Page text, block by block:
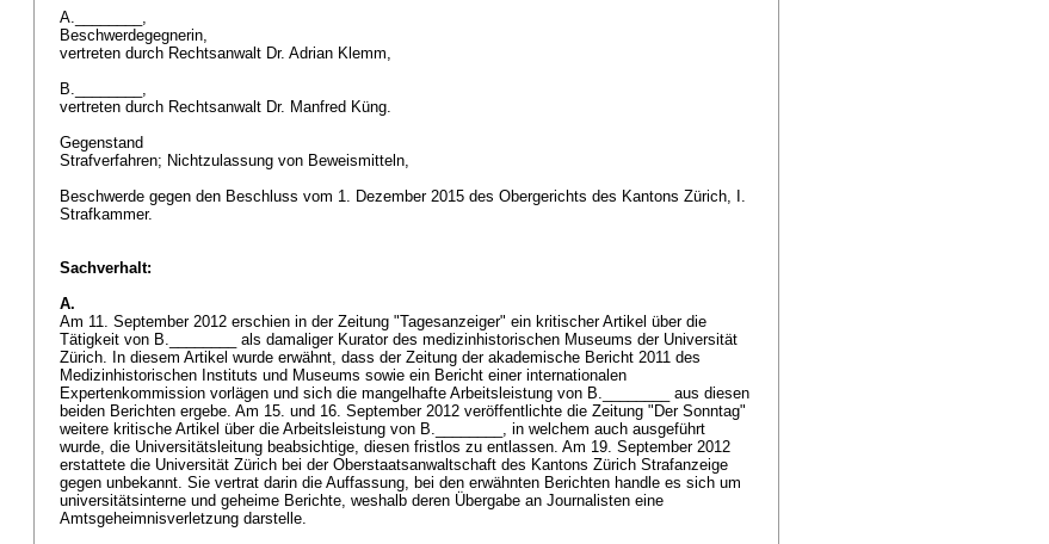
A.________,
Beschwerdegegnerin,
vertreten durch Rechtsanwalt Dr. Adrian Klemm,
B.________,
vertreten durch Rechtsanwalt Dr. Manfred Küng.
Gegenstand
Strafverfahren; Nichtzulassung von Beweismitteln,
Beschwerde gegen den Beschluss vom 1. Dezember 2015 des Obergerichts des Kantons Zürich, I.
Strafkammer.
Sachverhalt:
A.
Am 11. September 2012 erschien in der Zeitung "Tagesanzeiger" ein kritischer Artikel über die
Tätigkeit von B.________ als damaliger Kurator des medizinhistorischen Museums der Universität
Zürich. In diesem Artikel wurde erwähnt, dass der Zeitung der akademische Bericht 2011 des
Medizinhistorischen Instituts und Museums sowie ein Bericht einer internationalen
Expertenkommission vorlägen und sich die mangelhafte Arbeitsleistung von B.________ aus diesen
beiden Berichten ergebe. Am 15. und 16. September 2012 veröffentlichte die Zeitung "Der Sonntag"
weitere kritische Artikel über die Arbeitsleistung von B.________, in welchem auch ausgeführt
wurde, die Universitätsleitung beabsichtige, diesen fristlos zu entlassen. Am 19. September 2012
erstattete die Universität Zürich bei der Oberstaatsanwaltschaft des Kantons Zürich Strafanzeige
gegen unbekannt. Sie vertrat darin die Auffassung, bei den erwähnten Berichten handle es sich um
universitätsinterne und geheime Berichte, weshalb deren Übergabe an Journalisten eine
Amtsgeheimnisverletzung darstelle.